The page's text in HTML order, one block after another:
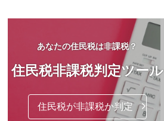
あなたの住民税は非課税？
住民税非課税判定ツール
住民税が非課税か判定